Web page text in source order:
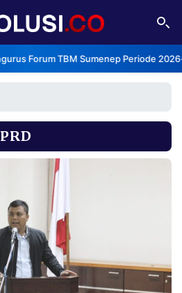
Forum TBM Sumenep Periode